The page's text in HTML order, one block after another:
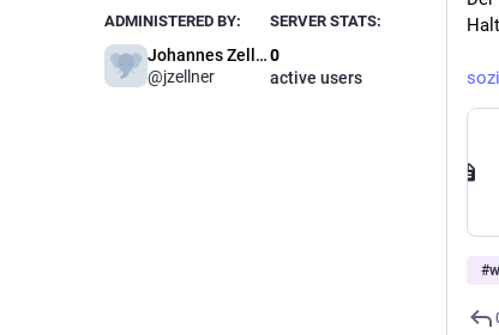
ADMINISTERED BY:
Johannes Zellner
@jzellner
SERVER STATS:
0
active users
#